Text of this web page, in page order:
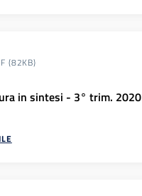
(82KB)
in sintesi - 3° trim. 2020